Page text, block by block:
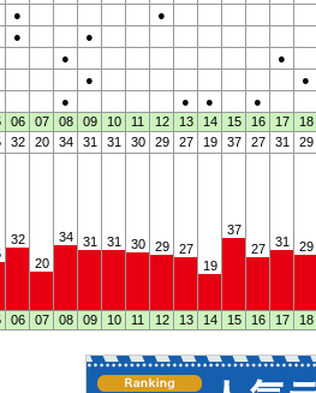
●
●
●
●
●
●
●
●
● ● ●
●
06 07 08 09 10 11 12 13 14 15 16 17
18
32 20 34 31 31 30 29 27 19 37 27 31 29
32
20
34 31 31 30 29
27
19
37
27
31 29
06 07 08 09 10 11 12 13 14 15 16 17 18